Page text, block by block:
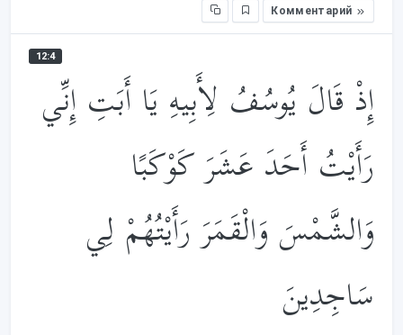
Комментарий
12:4
إِذْ قَالَ يُوسُفُ لِأَبِيهِ يَا أَبَتِ إِنِّي
رَأَيْتُ أَحَدَ عَشَرَ كَوْكَبًا
وَالشَّمْسَ وَالْقَمَرَ رَأَيْتُهُمْ لِي
سَاجِدِينَ